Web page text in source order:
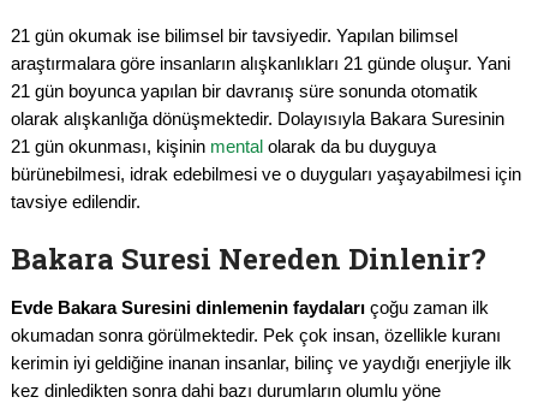
21 gün okumak ise bilimsel bir tavsiyedir. Yapılan bilimsel
araştırmalara göre insanların alışkanlıkları 21 günde oluşur. Yani
21 gün boyunca yapılan bir davranış süre sonunda otomatik
olarak alışkanlığa dönüşmektedir. Dolayısıyla Bakara Suresinin
21 gün okunması, kişininmentalolarak da bu duyguya
bürünebilmesi, idrak edebilmesi ve o duyguları yaşayabilmesi için
tavsiye edilendir.
Bakara Suresi Nereden Dinlenir?
Evde Bakara Suresini dinlemenin faydalarıçoğu zaman ilk
okumadan sonra görülmektedir. Pek çok insan, özellikle kuranı
kerimin iyi geldiğine inanan insanlar, bilinç ve yaydığı enerjiyle ilk
kez dinledikten sonra dahi bazı durumların olumlu yöne